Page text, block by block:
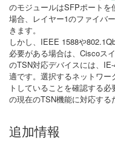
のモジュールはSFPポート
場合、レイヤー1のファイバ
きます。
しかし、IEEE 1588や
必要がある場合は、Ciscoス
のTSN対応デバイスには、
適です。選択するネットワ
トしていることを確認する
の現在のTSN機能に対応する
追加情報